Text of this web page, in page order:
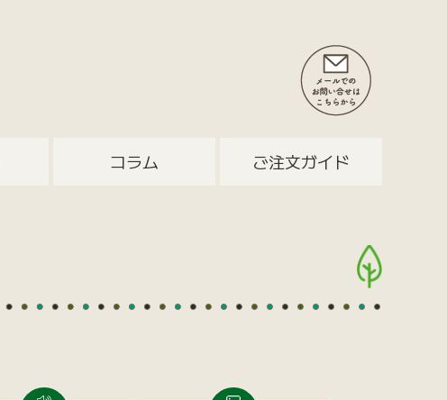
コラム ご注文ガイド